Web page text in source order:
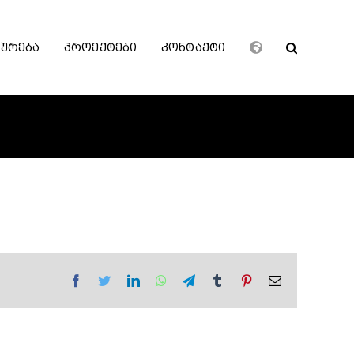
პროექტები კონტაქტი
Facebook
TwitterLinkedInWhatsApp
TelegramTumblrPinterestEmail